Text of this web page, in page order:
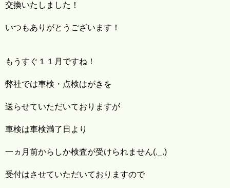
交換いたしました！
いつもありがとうございます！
もうすぐ１１月ですね！
弊社では車検・点検はがきを
送らせていただいておりますが
車検は車検満了日より
一ヵ月前からしか検査が受けられません(._.)
受付はさせていただいておりますので